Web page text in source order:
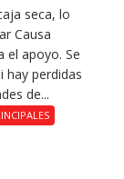
seca, lo
Causa
el apoyo. Se
hay perdidas
de...